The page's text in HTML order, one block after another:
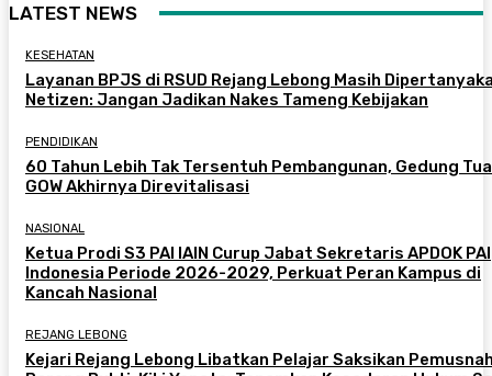
LATEST NEWS
KESEHATAN
Layanan BPJS di RSUD Rejang Lebong Masih
Netizen: Jangan Jadikan Nakes Tameng Kebijakan
PENDIDIKAN
60 Tahun Lebih Tak Tersentuh Pembangunan, Gedung
GOW Akhirnya Direvitalisasi
NASIONAL
Ketua Prodi S3 PAI IAIN Curup Jabat Sekretaris APDOK PAI
Indonesia Periode 2026-2029, Perkuat Peran Kampus di
Kancah Nasional
REJANG LEBONG
Kejari Rejang Lebong Libatkan Pelajar Saksikan